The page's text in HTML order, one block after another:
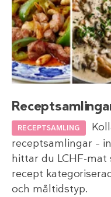
RECEPTSAMLING
receptsamlingar –
hittar du LCHF-
recept
och måltidstyp.